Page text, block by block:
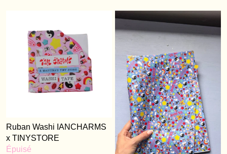
Ruban Washi IANCHARMS
x TINYSTORE
Épuisé